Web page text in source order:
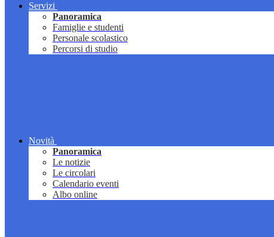
Servizi
Panoramica
Famiglie e studenti
Personale scolastico
Percorsi di studio
Novità
Panoramica
Le notizie
Le circolari
Calendario eventi
Albo online